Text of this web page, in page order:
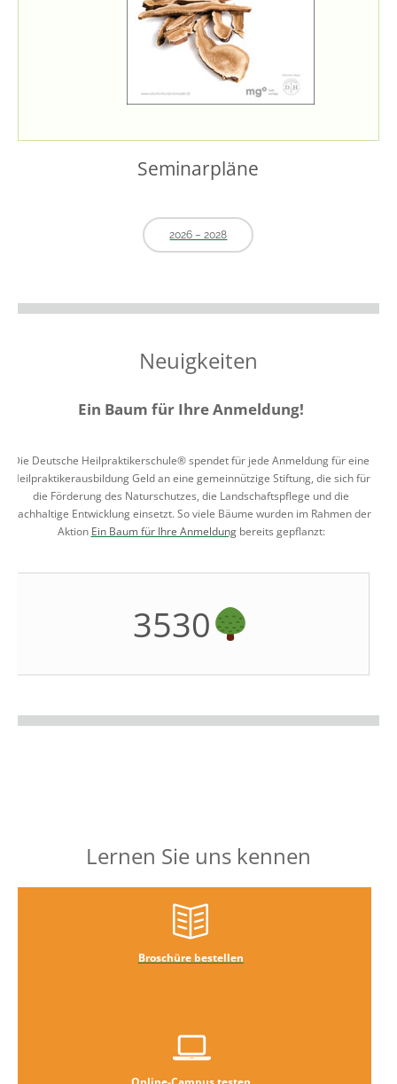
Seminarpläne
2026 – 2028
Neuigkeiten
Ein Baum für Ihre Anmeldung!
Die Deutsche Heilpraktikerschule® spendet für jede Anmeldung für eine
Heilpraktikerausbildung Geld an eine gemeinnützige Stiftung, die sich für
die Förderung des Naturschutzes, die Landschaftspflege und die
nachhaltige Entwicklung einsetzt. So viele Bäume wurden im Rahmen der
Aktion Ein Baum für Ihre Anmeldungbereits gepflanzt:
3530
Lernen Sie uns kennen
Broschüre bestellen